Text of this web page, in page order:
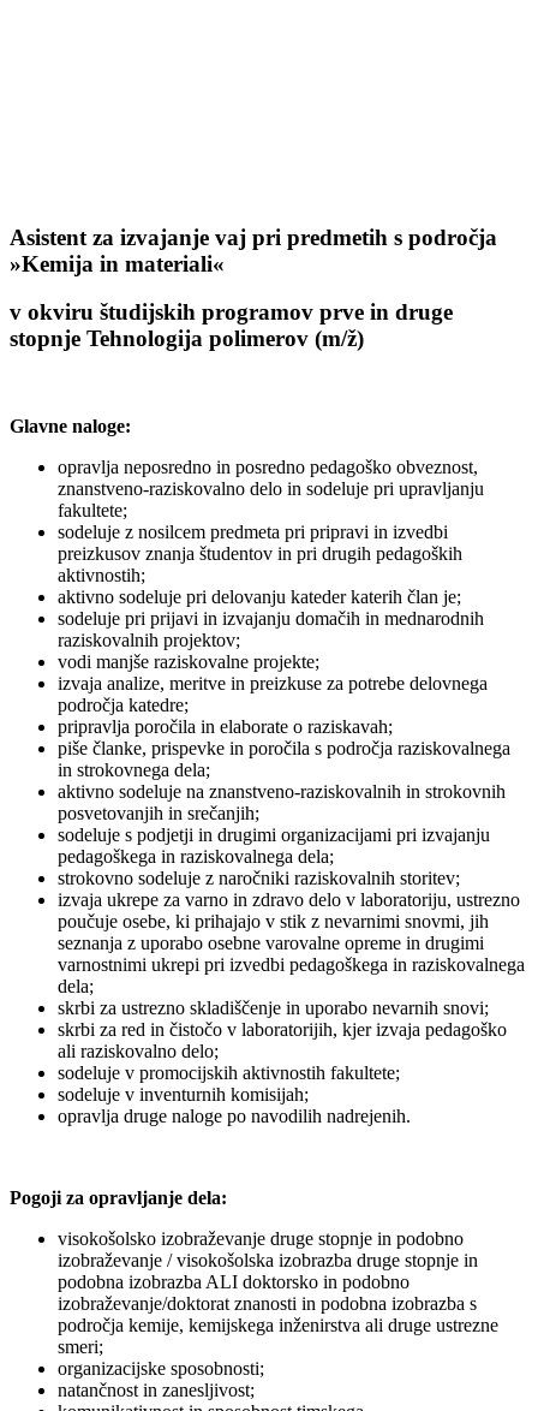
Asistent za izvajanje vaj pri predmetih s področja
»Kemija in materiali«
v okviru študijskih programov prve in druge
stopnje Tehnologija polimerov (m/ž)
Glavne naloge:
opravlja neposredno in posredno pedagoško obveznost,
znanstveno-raziskovalno delo in sodeluje pri upravljanju
fakultete;
sodeluje z nosilcem predmeta pri pripravi in izvedbi
preizkusov znanja študentov in pri drugih pedagoških
aktivnostih;
aktivno sodeluje pri delovanju kateder katerih član je;
sodeluje pri prijavi in izvajanju domačih in mednarodnih
raziskovalnih projektov;
vodi manjše raziskovalne projekte;
izvaja analize, meritve in preizkuse za potrebe delovnega
področja katedre;
pripravlja poročila in elaborate o raziskavah;
piše članke, prispevke in poročila s področja raziskovalnega
in strokovnega dela;
aktivno sodeluje na znanstveno-raziskovalnih in strokovnih
posvetovanjih in srečanjih;
sodeluje s podjetji in drugimi organizacijami pri izvajanju
pedagoškega in raziskovalnega dela;
strokovno sodeluje z naročniki raziskovalnih storitev;
izvaja ukrepe za varno in zdravo delo v laboratoriju, ustrezno
poučuje osebe, ki prihajajo v stik z nevarnimi snovmi, jih
seznanja z uporabo osebne varovalne opreme in drugimi
varnostnimi ukrepi pri izvedbi pedagoškega in raziskovalnega
dela;
skrbi za ustrezno skladiščenje in uporabo nevarnih snovi;
skrbi za red in čistočo v laboratorijih, kjer izvaja pedagoško
ali raziskovalno delo;
sodeluje v promocijskih aktivnostih fakultete;
sodeluje v inventurnih komisijah;
opravlja druge naloge po navodilih nadrejenih.
Pogoji za opravljanje dela:
visokošolsko izobraževanje druge stopnje in podobno
izobraževanje / visokošolska izobrazba druge stopnje in
podobna izobrazba ALI doktorsko in podobno
izobraževanje/doktorat znanosti in podobna izobrazba s
področja kemije, kemijskega inženirstva ali druge ustrezne
smeri;
organizacijske sposobnosti;
natančnost in zanesljivost;